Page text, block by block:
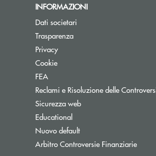
INFORMAZIONI
Dati societari
Trasparenza
Privacy
Cookie
FEA
Reclami e Risoluzione delle
Sicurezza web
Educational
Nuovo default
Arbitro Controversie FinanziarieApre